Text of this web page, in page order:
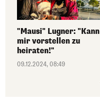
"Mausi" Lugner: "Kann
mir vorstellen zu
heiraten!"
09.12.2024, 08:49